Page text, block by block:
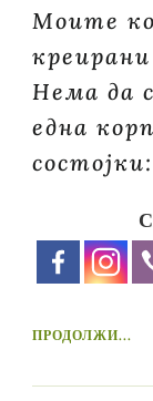
Моите
Нема да
една
ПРОДОЛЖИ...